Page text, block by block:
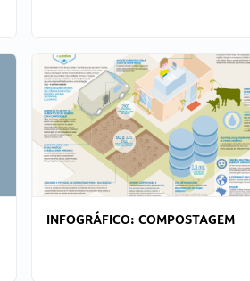
INFOGRÁFICO: COMPOSTAGEM